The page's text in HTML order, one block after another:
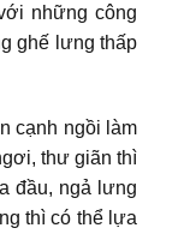
những công
ghế lưng thấp
cạnh ngồi làm
thư giãn thì
đầu, ngả lưng
thì có thể lựa